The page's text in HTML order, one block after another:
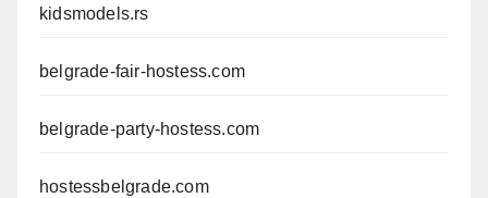
kidsmodels.rs
belgrade-fair-hostess.com
belgrade-party-hostess.com
hostessbelgrade.com